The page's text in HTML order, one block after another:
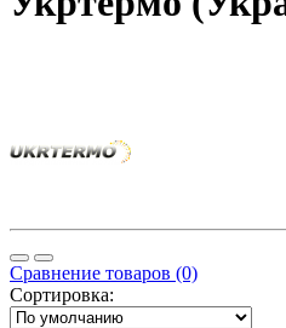
Сравнение товаров (0)
Сортировка: